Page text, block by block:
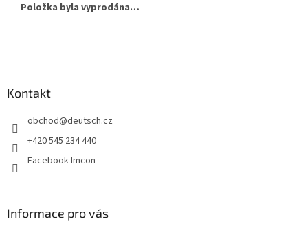
Položka byla vyprodána…
Kontakt
obchod@deutsch.cz
+420 545 234 440
Facebook Imcon
Informace pro vás